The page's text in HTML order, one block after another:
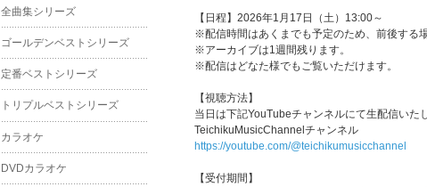
【日程】2026年1月17日（土）13:00～
※配信時間はあくまでも予定のため、前後する
※アーカイブは1週間残ります。
※配信はどなた様でもご覧いただけます。
【視聴方法】
当日は下記YouTubeチャンネルにて生配信いた
TeichikuMusicChannelチャンネル
https://youtube.com/@teichikumusicchannel
【受付期間】
全曲集シリーズ
ゴールデンベストシリーズ
定番ベストシリーズ
トリプルベストシリーズ
カラオケ
DVDカラオケ